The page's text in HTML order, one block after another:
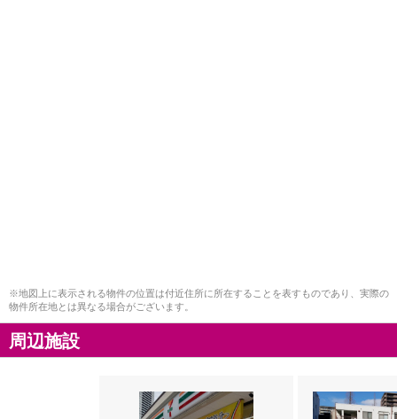
※地図上に表示される物件の位置は付近住所に所在することを表すものであり、実際の
物件所在地とは異なる場合がございます。
周辺施設